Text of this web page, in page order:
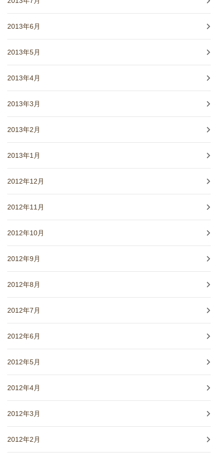
2013年6月
2013年5月
2013年4月
2013年3月
2013年2月
2013年1月
2012年12月
2012年11月
2012年10月
2012年9月
2012年8月
2012年7月
2012年6月
2012年5月
2012年4月
2012年3月
2012年2月